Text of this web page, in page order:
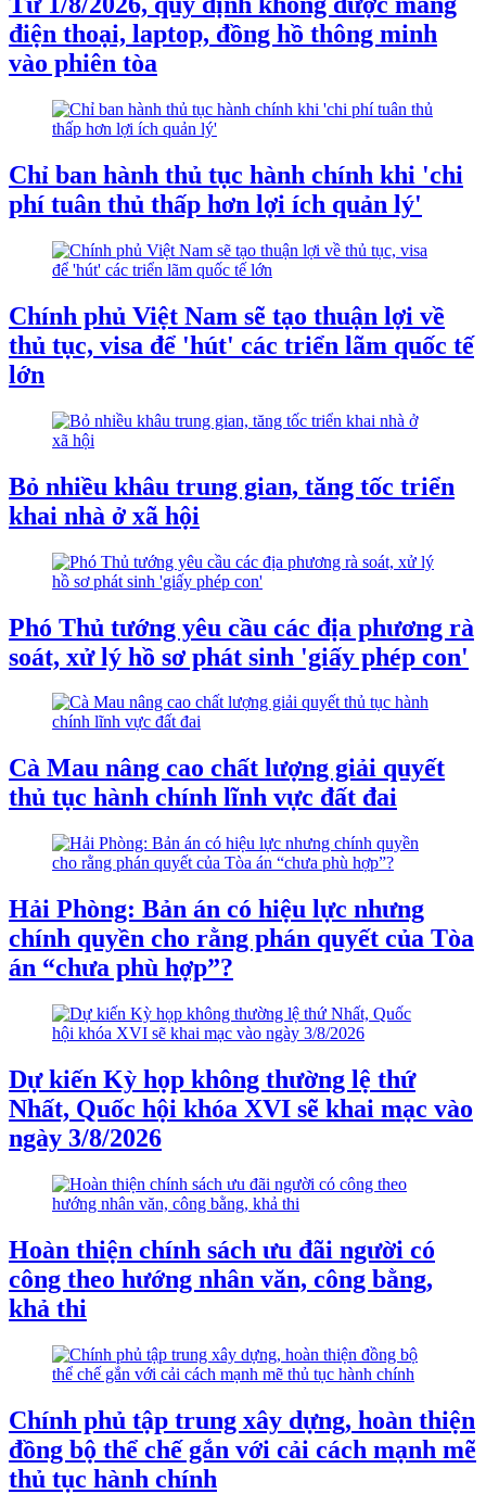
điện thoại, laptop, đồng hồ thông minh
vào phiên tòa
Chỉ ban hành thủ tục hành chính khi 'chi
phí tuân thủ thấp hơn lợi ích quản lý'
Chính phủ Việt Nam sẽ tạo thuận lợi về
thủ tục, visa để 'hút' các triển lãm quốc tế
lớn
Bỏ nhiều khâu trung gian, tăng tốc triển
khai nhà ở xã hội
Phó Thủ tướng yêu cầu các địa phương rà
soát, xử lý hồ sơ phát sinh 'giấy phép con'
Cà Mau nâng cao chất lượng giải quyết
thủ tục hành chính lĩnh vực đất đai
Hải Phòng: Bản án có hiệu lực nhưng
chính quyền cho rằng phán quyết của Tòa
án “chưa phù hợp”?
Dự kiến Kỳ họp không thường lệ thứ
Nhất, Quốc hội khóa XVI sẽ khai mạc vào
ngày 3/8/2026
Hoàn thiện chính sách ưu đãi người có
công theo hướng nhân văn, công bằng,
khả thi
Chính phủ tập trung xây dựng, hoàn thiện
đồng bộ thể chế gắn với cải cách mạnh mẽ
thủ tục hành chính